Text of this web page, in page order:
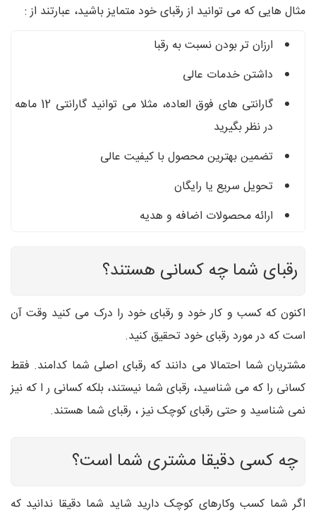
مثال هایی که می توانید از رقبای خود متمایز باشید، عبارتند از :
ارزان تر بودن نسبت به رقبا
داشتن خدمات عالی
گارانتی های فوق العاده، مثلا می توانید گارانتی 12 ماهه
در نظر بگیرید
تضمین بهترین محصول با کیفیت عالی
تحویل سریع یا رایگان
ارائه محصولات اضافه و هدیه
رقبای شما چه کسانی هستند؟
اکنون که کسب و کار خود و رقبای خود را درک می کنید وقت آن
است که در مورد رقبای خود تحقیق کنید.
مشتریان شما احتمالا می دانند که رقبای اصلی شما کدامند. فقط
کسانی را که می شناسید، رقبای شما نیستند، بلکه کسانی ر ا که نیز
نمی شناسید و حتی رقبای کوچک نیز ، رقبای شما هستند.
چه کسی دقیقا مشتری شما است؟
اگر شما کسب وکارهای کوچک دارید شاید شما دقیقا ندانید که